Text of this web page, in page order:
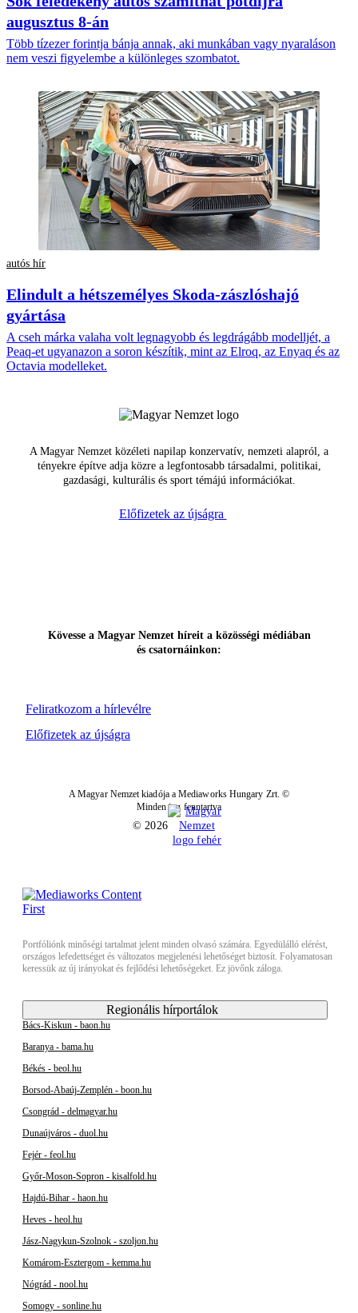
augusztus 8-án
Több tízezer forintja bánja annak, aki munkában vagy nyaraláson
nem veszi figyelembe a különleges szombatot.
autós hír
Elindult a hétszemélyes Skoda-zászlóshajó
gyártása
A cseh márka valaha volt legnagyobb és legdrágább modelljét, a
Peaq-et ugyanazon a soron készítik, mint az Elroq, az Enyaq és az
Octavia modelleket.
A Magyar Nemzet közéleti napilap konzervatív, nemzeti alapról, a
tényekre építve adja közre a legfontosabb társadalmi, politikai,
gazdasági, kulturális és sport témájú információkat.
Előfizetek az újságra
Feliratkozom a hírlevélre
Kövesse a Magyar Nemzet híreit a közösségi médiában
és csatornáinkon:
Előfizetek az újságra
A Magyar Nemzet kiadója a Mediaworks Hungary Zrt. ©
Minden jog fenntartva
© 2026
Portfóliónk minőségi tartalmat jelent minden olvasó számára. Egyedülálló elérést,
országos lefedettséget és változatos megjelenési lehetőséget biztosít. Folyamatosan
keressük az új irányokat és fejlődési lehetőségeket. Ez jövőnk záloga.
Regionális hírportálok
Bács-Kiskun - baon.hu
Baranya - bama.hu
Békés - beol.hu
Borsod-Abaúj-Zemplén - boon.hu
Csongrád - delmagyar.hu
Dunaújváros - duol.hu
Fejér - feol.hu
Győr-Moson-Sopron - kisalfold.hu
Hajdú-Bihar - haon.hu
Heves - heol.hu
Jász-Nagykun-Szolnok - szoljon.hu
Komárom-Esztergom - kemma.hu
Nógrád - nool.hu
Somogy - sonline.hu